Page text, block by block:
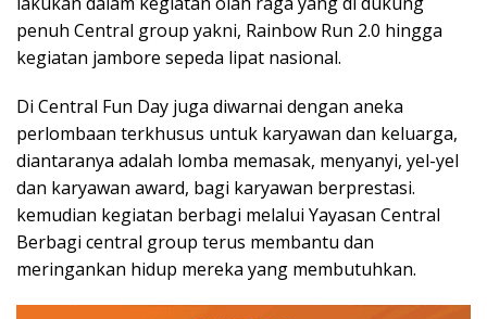
penuh Central group yakni, Rainbow Run 2.0 hingga
kegiatan jambore sepeda lipat nasional.
Di Central Fun Day juga diwarnai dengan aneka
perlombaan terkhusus untuk karyawan dan keluarga,
diantaranya adalah lomba memasak, menyanyi, yel-yel
dan karyawan award, bagi karyawan berprestasi.
kemudian kegiatan berbagi melalui Yayasan Central
Berbagi central group terus membantu dan
meringankan hidup mereka yang membutuhkan.